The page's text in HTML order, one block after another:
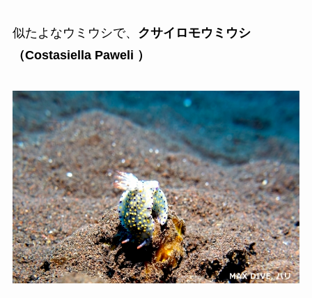
似たよなウミウシで、 クサイロモウミウシ
（Costasiella Paweli ）